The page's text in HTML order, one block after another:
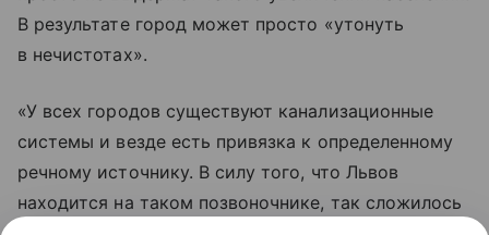
В результате город может просто «утонуть
в нечистотах».
«У всех городов существуют канализационные
системы и везде есть привязка к определенному
речному источнику. В силу того, что Львов
находится на таком позвоночнике, так сложилось